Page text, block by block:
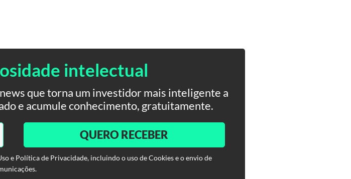
intelectual
que torna um investidor mais inteligente a
e acumule conhecimento, gratuitamente.
QUERO RECEBER
e Política de Privacidade, incluindo o uso de Cookies e o envio de